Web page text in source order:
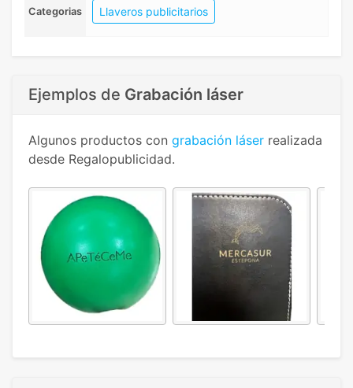
Categorias Llaveros publicitarios
Ejemplos de Grabación láser
Algunos productos con grabación láser realizada
desde Regalopublicidad.